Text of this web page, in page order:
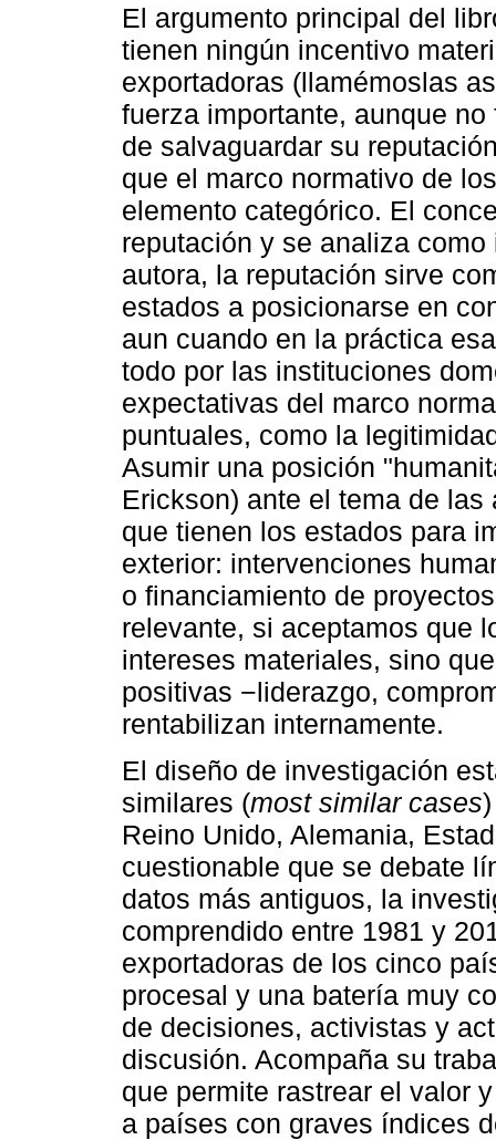
El argumento principal del
tienen ningún incentivo
exportadoras (llamémoslas
fuerza importante, aunque
de salvaguardar su
que el marco normativo de
elemento categórico. El
reputación y se analiza
autora, la reputación sirve
estados a posicionarse en
aun cuando en la práctica
todo por las instituciones
expectativas del marco
puntuales, como la
Asumir una posición
Erickson) ante el tema de
que tienen los estados para
exterior: intervenciones
o financiamiento de
relevante, si aceptamos que
intereses materiales, sino
positivas −liderazgo,
rentabilizan internamente.
El diseño de investigación
similares (most similar cases
Reino Unido, Alemania,
cuestionable que se debate
datos más antiguos, la
comprendido entre 1981 y
exportadoras de los cinco
procesal y una batería muy
de decisiones, activistas y
discusión. Acompaña su
que permite rastrear el valor
a países con graves índices